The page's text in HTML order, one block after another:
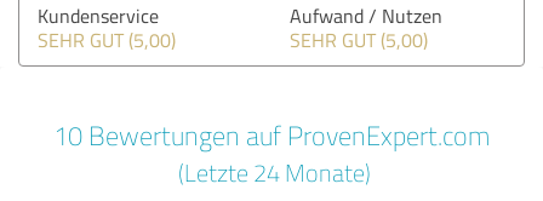
Kundenservice
SEHR GUT (5,00)
Aufwand / Nutzen
SEHR GUT (5,00)
10 Bewertungen auf ProvenExpert.com
(Letzte 24 Monate)